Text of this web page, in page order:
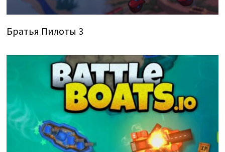
Братья Пилоты 3